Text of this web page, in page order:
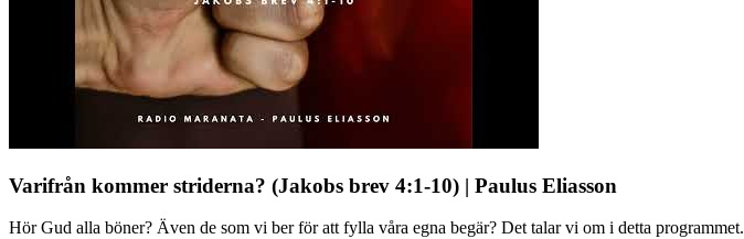
Varifrån kommer striderna? (Jakobs brev 4:1-10) | Paulus Eliasson
Hör Gud alla böner? Även de som vi ber för att fylla våra egna begär? Det talar vi om i detta programmet.